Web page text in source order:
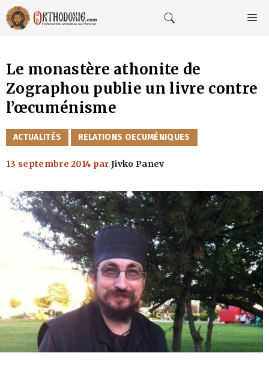
Aller
au
contenu
Le monastère athonite de
Zographou publie un livre contre
l’œcuménisme
CATÉGORIES
ACTUALITÉS RELATIONS OECUMÉNIQUES
13 septembre 2014 parJivko Panev